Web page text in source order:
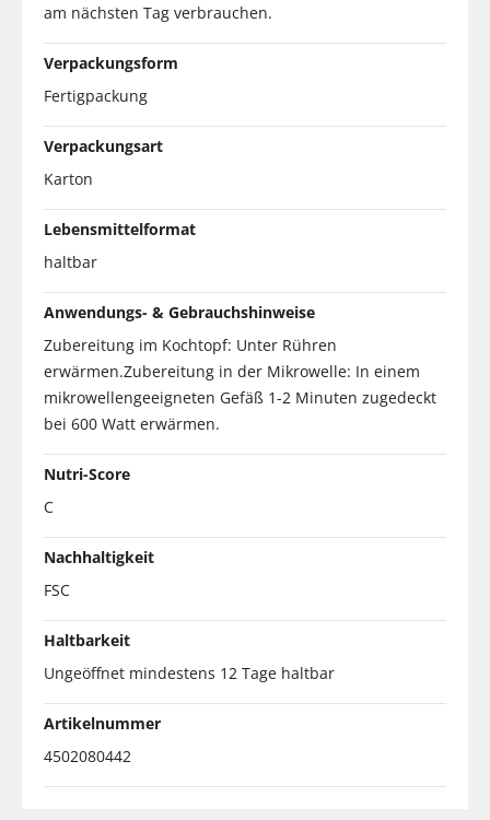
am nächsten Tag verbrauchen.
Verpackungsform
Fertigpackung
Verpackungsart
Karton
Lebensmittelformat
haltbar
Anwendungs- & Gebrauchshinweise
Zubereitung im Kochtopf: Unter Rühren
erwärmen.Zubereitung in der Mikrowelle: In einem
mikrowellengeeigneten Gefäß 1-2 Minuten zugedeckt
bei 600 Watt erwärmen.
Nutri-Score
C
Nachhaltigkeit
FSC
Haltbarkeit
Ungeöffnet mindestens 12 Tage haltbar
Artikelnummer
4502080442